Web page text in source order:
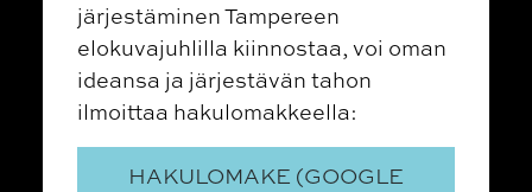
järjestäminen Tampereen
elokuvajuhlilla kiinnostaa, voi oman
ideansa ja järjestävän tahon
ilmoittaa hakulomakkeella:
HAKULOMAKE (GOOGLE